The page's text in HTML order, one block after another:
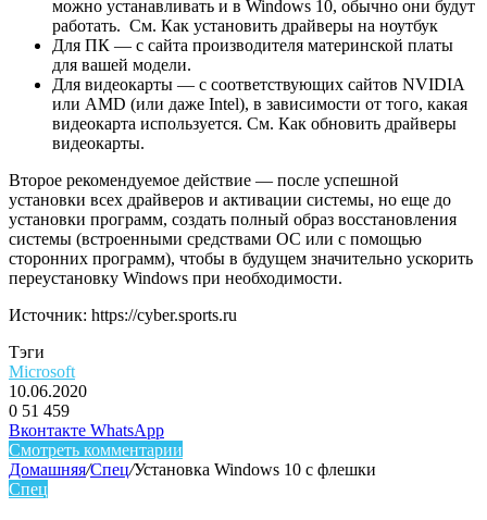
можно устанавливать и в Windows 10, обычно они будут
работать. См. Как установить драйверы на ноутбук
Для ПК — с сайта производителя материнской платы
для вашей модели.
Для видеокарты — с соответствующих сайтов NVIDIA
или AMD (или даже Intel), в зависимости от того, какая
видеокарта используется. См. Как обновить драйверы
видеокарты.
Второе рекомендуемое действие — после успешной
установки всех драйверов и активации системы, но еще до
установки программ, создать полный образ восстановления
системы (встроенными средствами ОС или с помощью
сторонних программ), чтобы в будущем значительно ускорить
переустановку Windows при необходимости.
Источник: https://cyber.sports.ru
Тэги
Microsoft
10.06.2020
0 51 459
Facebook
Twitter
LinkedIn
Вконтакте WhatsAppTelegram
Смотреть комментарии
Домашняя/Спец/Установка Windows 10 с флешки
Спец